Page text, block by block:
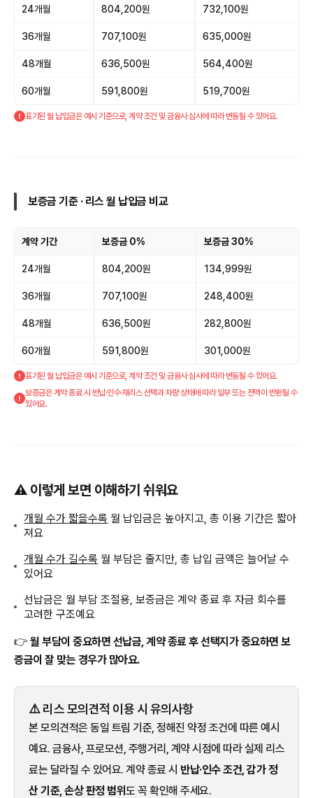
24개월 804,200원 732,100원
36개월 707,100원 635,000원
48개월 636,500원 564,400원
60개월 591,800원 519,700원
표기된 월 납입금은 예시 기준으로, 계약 조건 및 금융사 심사에 따라 변동될 수 있어요.
보증금 기준 · 리스 월 납입금 비교
계약 기간 보증금 0% 보증금 30%
24개월 804,200원 134,999원
36개월 707,100원 248,400원
48개월 636,500원 282,800원
60개월 591,800원 301,000원
표기된 월 납입금은 예시 기준으로, 계약 조건 및 금융사 심사에 따라 변동될 수 있어요.
보증금은 계약 종료 시 반납·인수·재리스 선택과 차량 상태에 따라 일부 또는 전액이 반환될 수
있어요.
⚠️ 이렇게 보면 이해하기 쉬워요
개월 수가 짧을수록 월 납입금은 높아지고, 총 이용 기간은 짧아
져요
개월 수가 길수록 월 부담은 줄지만, 총 납입 금액은 늘어날 수
있어요
선납금은 월 부담 조절용, 보증금은 계약 종료 후 자금 회수를
고려한 구조예요
👉 월 부담이 중요하면 선납금, 계약 종료 후 선택지가 중요하면 보
증금이 잘 맞는 경우가 많아요.
⚠️ 리스 모의견적 이용 시 유의사항
본 모의견적은 동일 트림 기준, 정해진 약정 조건에 따른 예시
예요. 금융사, 프로모션, 주행거리, 계약 시점에 따라 실제 리스
료는 달라질 수 있어요. 계약 종료 시 반납·인수 조건, 감가 정
산 기준, 손상 판정 범위도 꼭 확인해 주세요.